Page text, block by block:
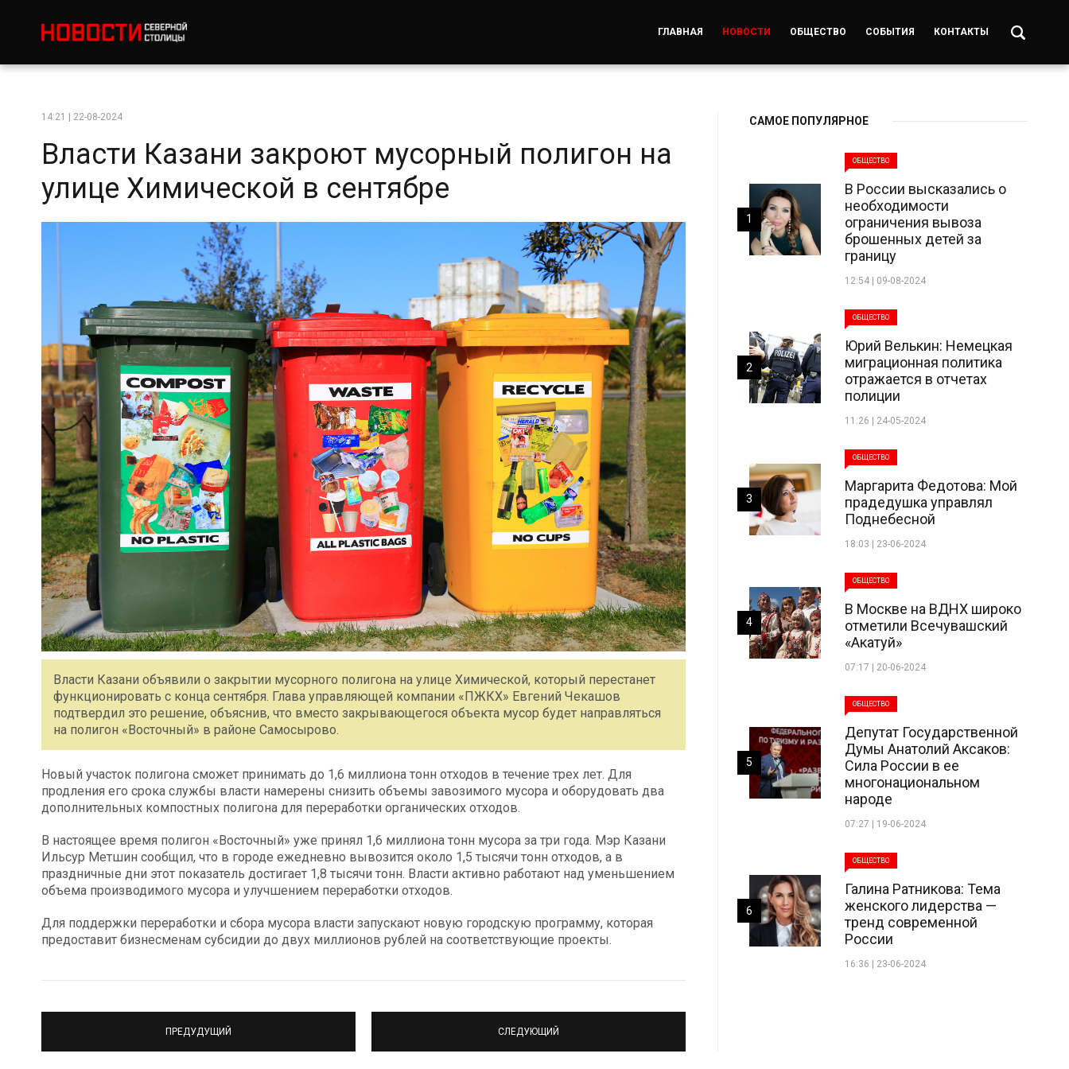
ГЛАВНАЯ НОВОСТИ ОБЩЕСТВО СОБЫТИЯ КОНТАКТЫ
14:21 | 22-08-2024
Власти Казани закроют мусорный полигон на
улице Химической в сентябре
Власти Казани объявили о закрытии мусорного полигона на улице Химической, который перестанет
функционировать с конца сентября. Глава управляющей компании «ПЖКХ» Евгений Чекашов
подтвердил это решение, объяснив, что вместо закрывающегося объекта мусор будет направляться
на полигон «Восточный» в районе Самосырово.
Новый участок полигона сможет принимать до 1,6 миллиона тонн отходов в течение трех лет. Для
продления его срока службы власти намерены снизить объемы завозимого мусора и оборудовать два
дополнительных компостных полигона для переработки органических отходов.
В настоящее время полигон «Восточный» уже принял 1,6 миллиона тонн мусора за три года. Мэр Казани
Ильсур Метшин сообщил, что в городе ежедневно вывозится около 1,5 тысячи тонн отходов, а в
праздничные дни этот показатель достигает 1,8 тысячи тонн. Власти активно работают над уменьшением
объема производимого мусора и улучшением переработки отходов.
Для поддержки переработки и сбора мусора власти запускают новую городскую программу, которая
предоставит бизнесменам субсидии до двух миллионов рублей на соответствующие проекты.
ПРЕДУДУЩИЙ СЛЕДУЮЩИЙ
САМОЕ ПОПУЛЯРНОЕ
ОБЩЕСТВО
В России высказались о
необходимости
ограничения вывоза
брошенных детей за
границу
12:54 | 09-08-2024
1
ОБЩЕСТВО
Юрий Велькин: Немецкая
миграционная политика
отражается в отчетах
полиции
11:26 | 24-05-2024
2
ОБЩЕСТВО
Маргарита Федотова: Мой
прадедушка управлял
Поднебесной
18:03 | 23-06-2024
3
ОБЩЕСТВО
В Москве на ВДНХ широко
отметили Всечувашский
«Акатуй»
07:17 | 20-06-2024
4
ОБЩЕСТВО
Депутат Государственной
Думы Анатолий Аксаков:
Сила России в ее
многонациональном
народе
07:27 | 19-06-2024
5
ОБЩЕСТВО
Галина Ратникова: Тема
женского лидерства —
тренд современной
России
16:36 | 23-06-2024
6